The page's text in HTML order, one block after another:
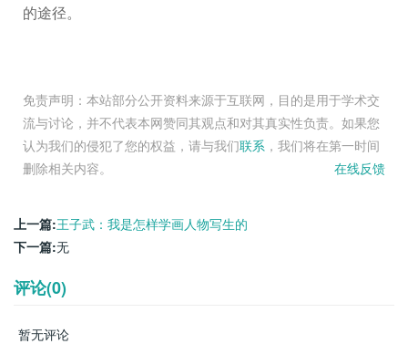
的途径。
免责声明：本站部分公开资料来源于互联网，目的是用于学术交
流与讨论，并不代表本网赞同其观点和对其真实性负责。如果您
认为我们的侵犯了您的权益，请与我们联系 ，我们将在第一时间
删除相关内容。
在线反馈
上一篇:王子武：我是怎样学画人物写生的
下一篇:无
评论(0)
暂无评论